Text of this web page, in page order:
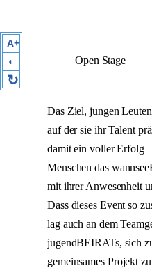
Open Stage
Das Ziel, jungen
auf der sie ihr Talent
damit ein voller Erfolg
Menschen das
mit ihrer Anwesenheit
Dass dieses Event so
lag auch an dem
jugendBEIRATs, sich
gemeinsames Projekt
A+
◐
↻